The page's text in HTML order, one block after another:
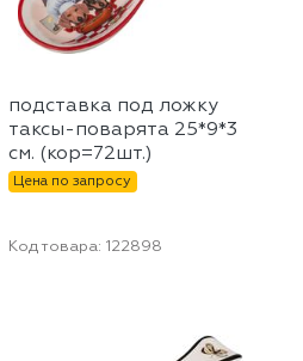
подставка под ложку
таксы-поварята 25*9*3
см. (кор=72шт.)
Цена по запросу
Код товара: 122898